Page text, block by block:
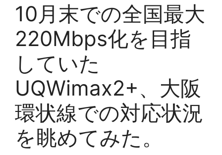
10月末での全国最大
220Mbps化を目指
していた
UQWimax2+、大阪
環状線での対応状況
を眺めてみた。